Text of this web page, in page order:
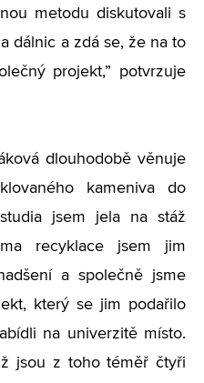
metodu diskutovali s
dálnic a zdá se, že na to
projekt,” potvrzuje
dlouhodobě věnuje
kameniva do
jsem jela na stáž
recyklace jsem jim
a společně jsme
který se jim podařilo
na univerzitě místo.
jsou z toho téměř čtyři